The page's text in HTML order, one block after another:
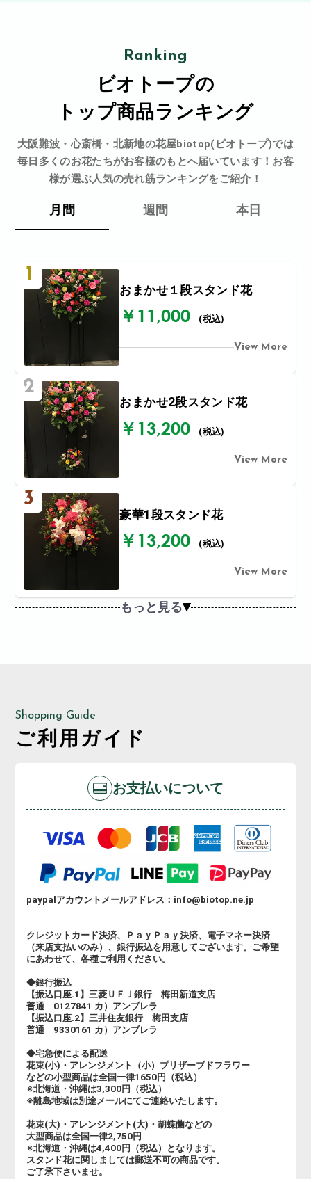
Ranking
ビオトープの
トップ商品ランキング
大阪難波・心斎橋・北新地の花屋biotop(ビオトープ)では
毎日多くのお花たちがお客様のもとへ届いています！お客
様が選ぶ人気の売れ筋ランキングをご紹介！
月間 週間 本日
1
おまかせ１段スタンド花
￥11,000 (税込)
View More
2
おまかせ2段スタンド花
￥13,200 (税込)
View More
3
豪華1段スタンド花
￥13,200 (税込)
View More
もっと見る
Shopping Guide
ご利用ガイド
お支払いについて
paypalアカウントメールアドレス：info@biotop.ne.jp
クレジットカード決済、ＰａｙＰａｙ決済、電子マネー決済
（来店支払いのみ）、銀行振込を用意してございます。ご希望
にあわせて、各種ご利用ください。
◆銀行振込
【振込口座.1】三菱ＵＦＪ銀行 梅田新道支店
普通 0127841 カ）アンブレラ
【振込口座.2】三井住友銀行 梅田支店
普通 9330161 カ）アンブレラ
◆宅急便による配送
花束(小)・アレンジメント（小）プリザーブドフラワー
などの小型商品は全国一律1650円（税込）
※北海道・沖縄は3,300円（税込）
※離島地域は別途メールにてご連絡いたします。
花束(大)・アレンジメント(大)・胡蝶蘭などの
大型商品は全国一律2,750円
※北海道・沖縄は4,400円（税込）となります。
スタンド花に関しましては郵送不可の商品です。
ご了承下さいませ。